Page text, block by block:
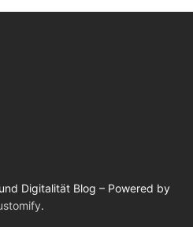
Digitalität Blog – Powered by
.